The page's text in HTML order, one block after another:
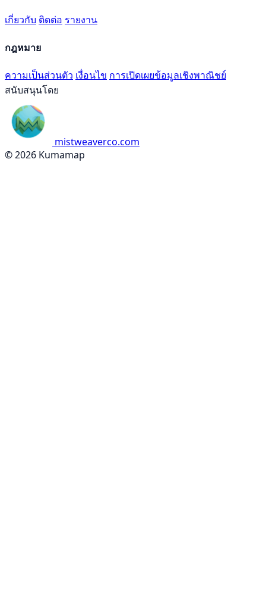
เกี่ยวกับ ติดต่อ รายงาน
กฎหมาย
ความเป็นส่วนตัว เงื่อนไข การเปิดเผยข้อมูลเชิงพาณิชย์
สนับสนุนโดย
mistweaverco.com
© 2026 Kumamap